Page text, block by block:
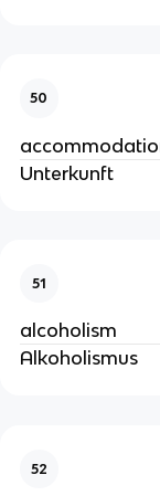
50
Unterkunft
51
alcoholism
Alkoholismus
52